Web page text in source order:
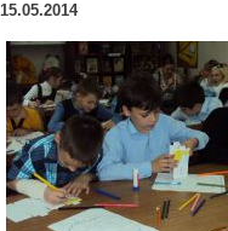
15.05.2014